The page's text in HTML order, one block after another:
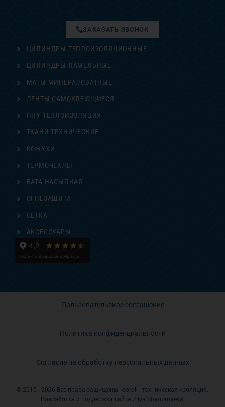
ЦИЛИНДРЫ ТЕПЛОИЗОЛЯЦИОННЫЕ
ЦИЛИНДРЫ ЛАМЕЛЬНЫЕ
МАТЫ МИНЕРАЛОВАТНЫЕ
ЛЕНТЫ САМОКЛЕЮЩИЕСЯ
ППУ ТЕПЛОИЗОЛЯЦИЯ
ТКАНИ ТЕХНИЧЕСКИЕ
ЗАКАЗАТЬ ЗВОНОК
КОЖУХИ
ТЕРМОЧЕХЛЫ
ВАТА НАСЫПНАЯ
ОГНЕЗАЩИТА
СЕТКА
АКСЕССУАРЫ
Пользовательское соглашение
Политика конфиденциальности
Согласие на обработку персональных данных
© 2015 - 2026 Все права защищены. Isoroll - техническая изоляция.
Разработка и поддержка сайта Zilya Shamanaeva.